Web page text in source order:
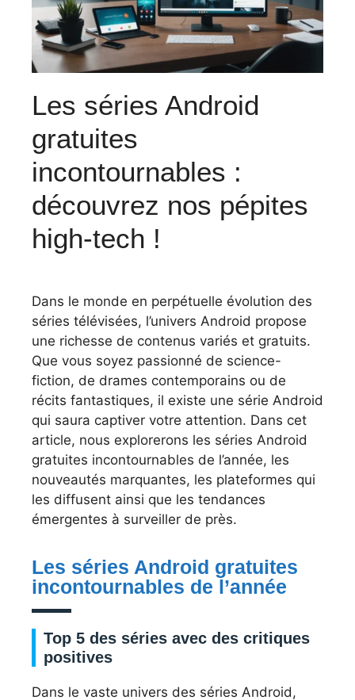
Les séries Android
gratuites
incontournables :
découvrez nos pépites
high-tech !
Dans le monde en perpétuelle évolution des
séries télévisées, l’univers Android propose
une richesse de contenus variés et gratuits.
Que vous soyez passionné de science-
fiction, de drames contemporains ou de
récits fantastiques, il existe une série Android
qui saura captiver votre attention. Dans cet
article, nous explorerons les séries Android
gratuites incontournables de l’année, les
nouveautés marquantes, les plateformes qui
les diffusent ainsi que les tendances
émergentes à surveiller de près.
Les séries Android gratuites
incontournables de l’année
Top 5 des séries avec des critiques
positives
Dans le vaste univers des séries Android,